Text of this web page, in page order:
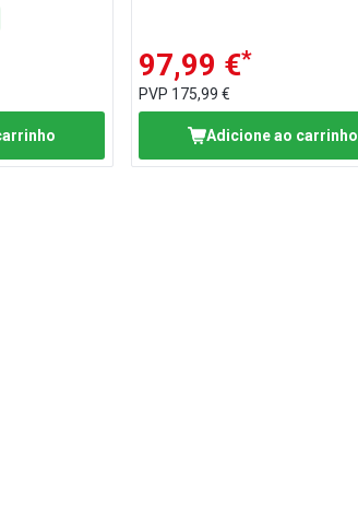
97,99 €*
PVP 175,99 €
Adicione ao carrinho